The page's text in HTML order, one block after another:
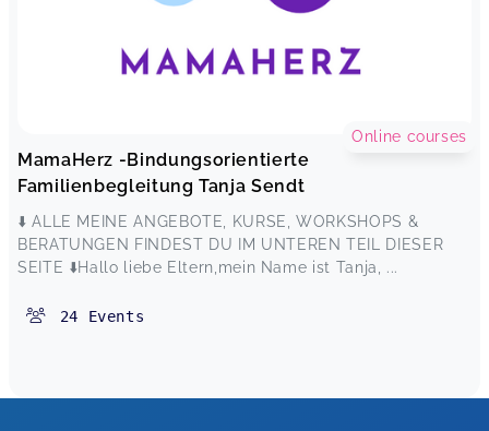
MamaHerz -Bindungsorientierte
Familienbegleitung Tanja Sendt
⬇️ ALLE MEINE ANGEBOTE, KURSE, WORKSHOPS &
BERATUNGEN FINDEST DU IM UNTEREN TEIL DIESER
SEITE ⬇️Hallo liebe Eltern,mein Name ist Tanja, ...
Online courses
24 Events